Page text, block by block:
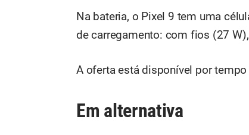
Na bateria, o Pixel 9 tem uma
de carregamento: com fios (27
A oferta está disponível por
Em alternativa